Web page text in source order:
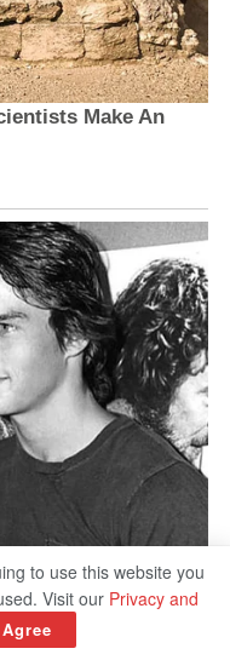
to use this website you
Visit our Privacy and